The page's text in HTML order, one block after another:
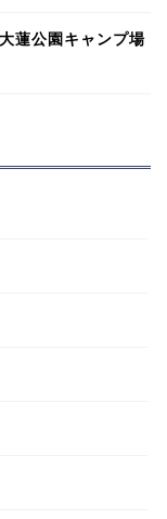
蓮公園キャンプ場